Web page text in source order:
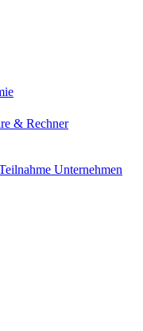
& Rechner
Unternehmen